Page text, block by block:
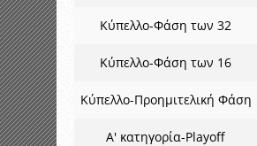
Κύπελλο-Φάση των 32
Κύπελλο-Φάση των 16
Κύπελλο-Προημιτελική Φάση
Α' κατηγορία-Playoff